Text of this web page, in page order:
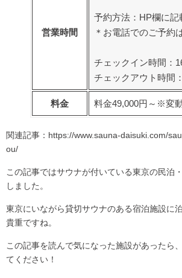
営業時間
予約方法：HP欄に
＊お電話でのご予約
チェックイン時間：
チェックアウト時間
料金 料金49,000円～※変
関連記事： https://www.sauna-daisuki.com/
ou/
この記事ではサウナが付いている東京の民泊
しました。
東京にいながら貸切サウナのある宿泊施設に
貴重ですね。
この記事を読んで気になった施設があったら
てください！